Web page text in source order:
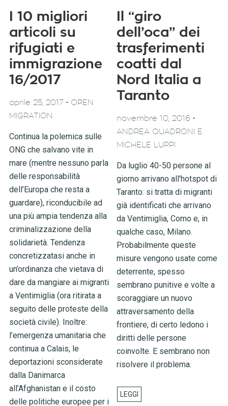
I 10 migliori
articoli su
rifugiati e
immigrazione
16/2017
aprile 25, 2017 - OPEN
MIGRATION
Continua la polemica sulle
ONG che salvano vite in
mare (mentre nessuno parla
delle responsabilità
dell’Europa che resta a
guardare), riconducibile ad
una più ampia tendenza alla
criminalizzazione della
solidarietà. Tendenza
concretizzatasi anche in
un’ordinanza che vietava di
dare da mangiare ai migranti
a Ventimiglia (ora ritirata a
seguito delle proteste della
società civile). Inoltre:
l’emergenza umanitaria che
continua a Calais, le
deportazioni sconsiderate
dalla Danimarca
all’Afghanistan e il costo
delle politiche europee per i
Il “giro
dell’oca” dei
trasferimenti
coatti dal
Nord Italia a
Taranto
novembre 10, 2016 -
ANDREA QUADRONI E
MICHELE LUPPI
Da luglio 40-50 persone al
giorno arrivano all'hotspot di
Taranto: si tratta di migranti
già identificati che arrivano
da Ventimiglia, Como e, in
qualche caso, Milano.
Probabilmente queste
misure vengono usate come
deterrente, spesso
sembrano punitive e volte a
scoraggiare un nuovo
attraversamento della
frontiere, di certo ledono i
diritti delle persone
coinvolte. E sembrano non
risolvere il problema.